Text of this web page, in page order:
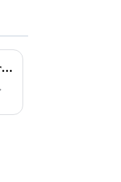
Leader du commerce mondial avec des composés ESD de premier ordre pour des solutions antistatiques à faible humidité en provenance de Chine